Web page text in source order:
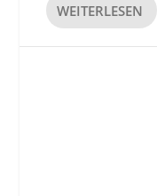
WEITERLESEN